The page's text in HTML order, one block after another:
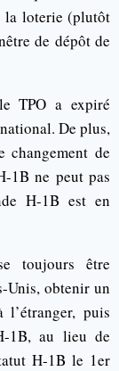
la loterie (plutôt
de dépôt de
TPO a expiré
De plus,
changement de
1B ne peut pas
H-1B est en
toujours être
Unis, obtenir un
puis
1B, au lieu de
H-1B le 1er